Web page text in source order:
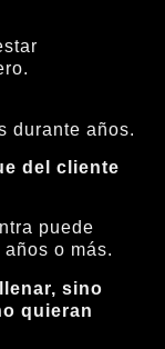
durante años.
del cliente
puede
o más.
sino
quieran